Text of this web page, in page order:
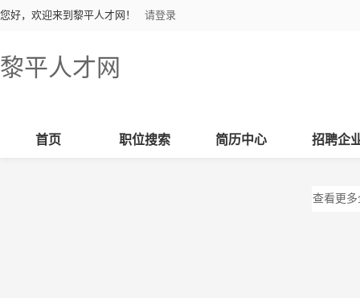
您好，欢迎来到黎平人才网！ 请登录
黎平人才网
首页 职位搜索 简历中心 招聘企
查看更